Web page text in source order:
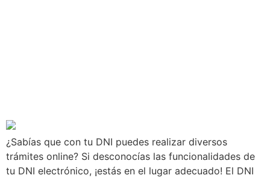
¿Sabías que con tu DNI puedes realizar diversos
trámites online? Si desconocías las funcionalidades de
tu DNI electrónico, ¡estás en el lugar adecuado! El DNI